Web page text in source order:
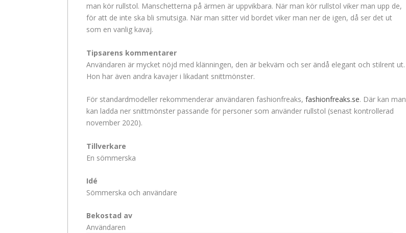
man kör rullstol. Manschetterna på ärmen är uppvikbara. När man kör rullstol viker man upp de,
för att de inte ska bli smutsiga. När man sitter vid bordet viker man ner de igen, då ser det ut
som en vanlig kavaj.
Tipsarens kommentarer
Användaren är mycket nöjd med klänningen, den är bekväm och ser ändå elegant och stilrent ut.
Hon har även andra kavajer i likadant snittmönster.
För standardmodeller rekommenderar användaren fashionfreaks, fashionfreaks.se. Där kan man
kan ladda ner snittmönster passande för personer som använder rullstol (senast kontrollerad
november 2020).
Tillverkare
En sömmerska
Idé
Sömmerska och användare
Bekostad av
Användaren